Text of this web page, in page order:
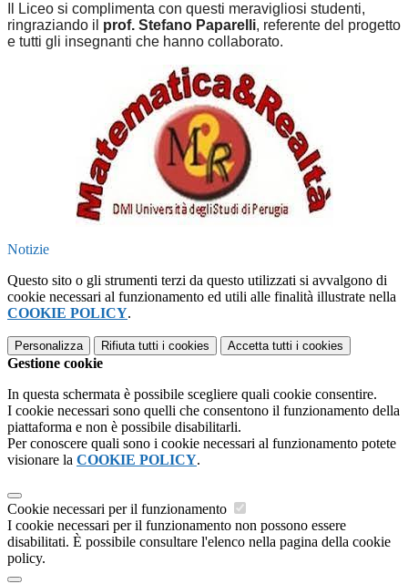
Il Liceo si complimenta con questi meravigliosi studenti,
ringraziando il prof. Stefano Paparelli, referente del progetto
e tutti gli insegnanti che hanno collaborato.
Notizie
Questo sito o gli strumenti terzi da questo utilizzati si avvalgono di
cookie necessari al funzionamento ed utili alle finalità illustrate nella
COOKIE POLICY.
Personalizza Rifiuta tutti i cookies Accetta tutti i cookies
Gestione cookie
In questa schermata è possibile scegliere quali cookie consentire.
I cookie necessari sono quelli che consentono il funzionamento della
piattaforma e non è possibile disabilitarli.
Per conoscere quali sono i cookie necessari al funzionamento potete
visionare la COOKIE POLICY.
Cookie necessari per il funzionamento
I cookie necessari per il funzionamento non possono essere
disabilitati. È possibile consultare l'elenco nella pagina della cookie
policy.